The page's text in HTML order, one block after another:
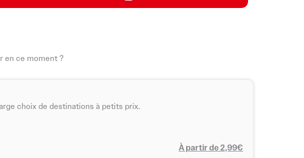
réunit aujourd’hui covoiturage, liaisons en bus et offres
en ce moment ?
choix de destinations à petits prix.
À partir de 2,99€